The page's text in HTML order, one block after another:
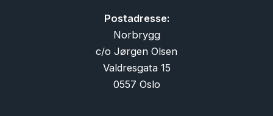
Postadresse:
Norbrygg
c/o Jørgen Olsen
Valdresgata 15
0557 Oslo